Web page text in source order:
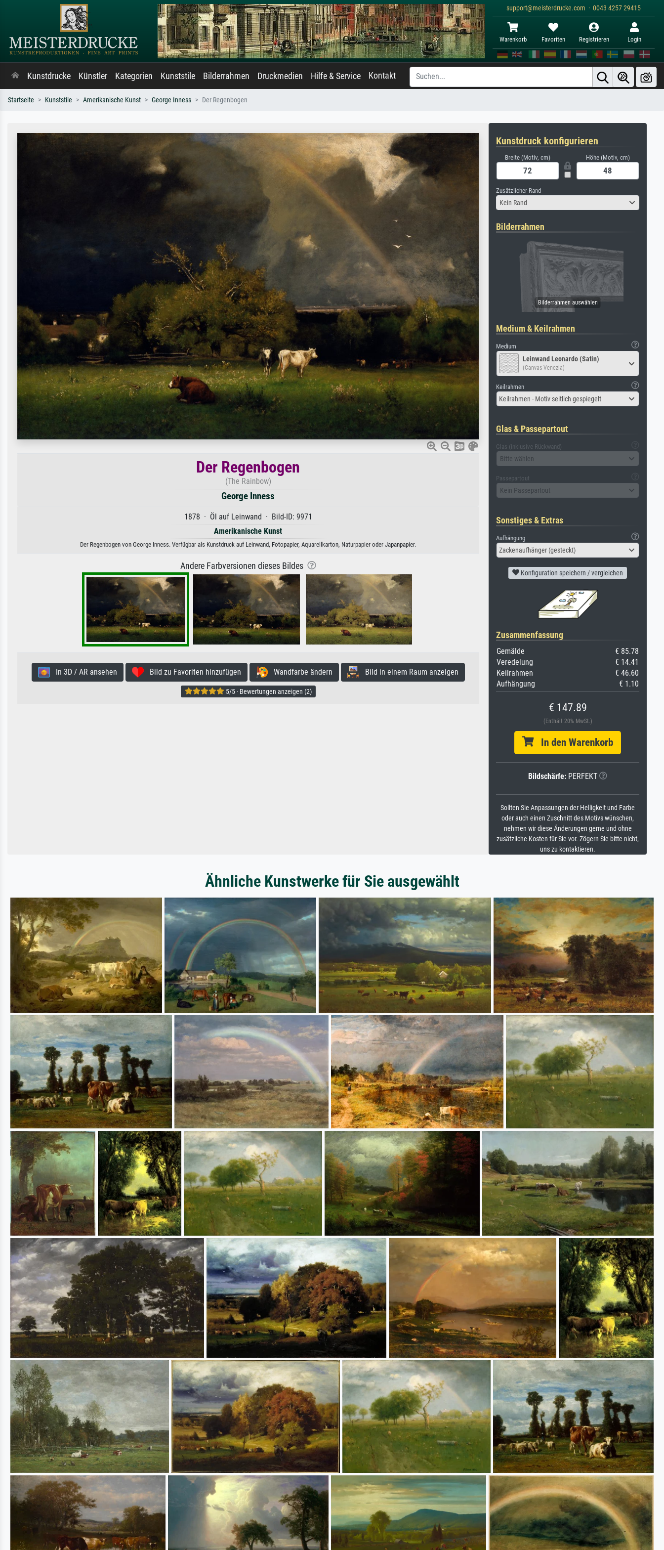
support@meisterdrucke.com · 0043 4257 29415
Warenkorb Favoriten Registrieren Login
Kunstdrucke Künstler Kategorien Kunststile Bilderrahmen Druckmedien Hilfe & Service Kontakt
Startseite Kunststile Amerikanische Kunst George Inness Der Regenbogen
Der Regenbogen
(The Rainbow)
George Inness
1878 · Öl auf Leinwand · Bild-ID: 9971
Amerikanische Kunst
Der Regenbogen von George Inness. Verfügbar als Kunstdruck auf Leinwand, Fotopapier, Aquarellkarton, Naturpapier oder Japanpapier.
Andere Farbversionen dieses Bildes
In 3D / AR ansehen Bild zu Favoriten hinzufügen Wandfarbe ändern Bild in einem Raum anzeigen
5/5 · Bewertungen anzeigen (2)
Kunstdruck konfigurieren
Breite (Motiv, cm) Höhe (Motiv, cm)
Zusätzlicher Rand
Kein Rand
Bilderrahmen
Medium & Keilrahmen
Medium
Leinwand Leonardo (Satin)
(Canvas Venezia)
Keilrahmen
Keilrahmen - Motiv seitlich gespiegelt
Glas & Passepartout
Glas (inklusive Rückwand)
Bitte wählen
Passepartout
Kein Passepartout
Sonstiges & Extras
Aufhängung
Zackenaufhänger (gesteckt)
Konfiguration speichern / vergleichen
Zusammenfassung
Gemälde
€ 85.78
Veredelung
€ 14.41
Keilrahmen
€ 46.60
Aufhängung
€ 1.10
€ 147.89
(Enthält 20% MwSt.)
In den Warenkorb
Bildschärfe: PERFEKT
Sollten Sie Anpassungen der Helligkeit und Farbe
oder auch einen Zuschnitt des Motivs wünschen,
nehmen wir diese Änderungen gerne und ohne
zusätzliche Kosten für Sie vor. Zögern Sie bitte nicht,
uns zu kontaktieren.
Ähnliche Kunstwerke für Sie ausgewählt